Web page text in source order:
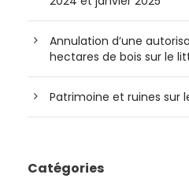
Annulation d’une
hectares de bois sur le
Patrimoine et ruines sur
Catégories